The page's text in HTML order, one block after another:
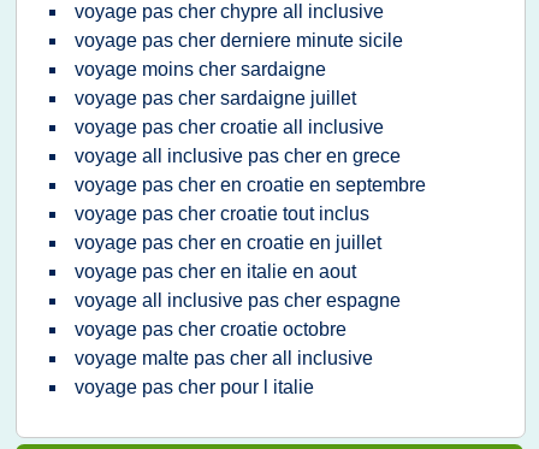
voyage pas cher chypre all inclusive
voyage pas cher derniere minute sicile
voyage moins cher sardaigne
voyage pas cher sardaigne juillet
voyage pas cher croatie all inclusive
voyage all inclusive pas cher en grece
voyage pas cher en croatie en septembre
voyage pas cher croatie tout inclus
voyage pas cher en croatie en juillet
voyage pas cher en italie en aout
voyage all inclusive pas cher espagne
voyage pas cher croatie octobre
voyage malte pas cher all inclusive
voyage pas cher pour l italie